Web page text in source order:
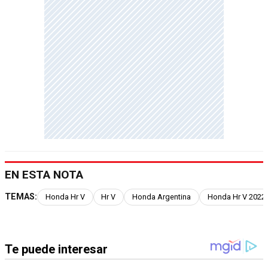
EN ESTA NOTA
TEMAS: Honda Hr V Hr V Honda Argentina Honda Hr V 2022